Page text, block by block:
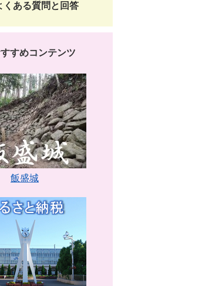
くある質問と回答
すめコンテンツ
飯盛城